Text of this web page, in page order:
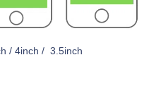
/ 4inch / 3.5inch